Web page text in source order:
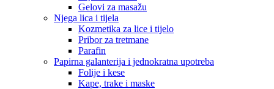
Gelovi za masažu
Njega lica i tijela
Kozmetika za lice i tijelo
Pribor za tretmane
Parafin
Papirna galanterija i jednokratna upotreba
Folije i kese
Kape, trake i maske